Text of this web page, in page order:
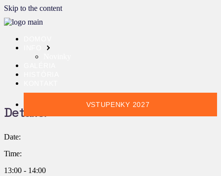
Skip to the content
VSTUPENKY 2027
Details:
Date:
Time:
13:00 - 14:00